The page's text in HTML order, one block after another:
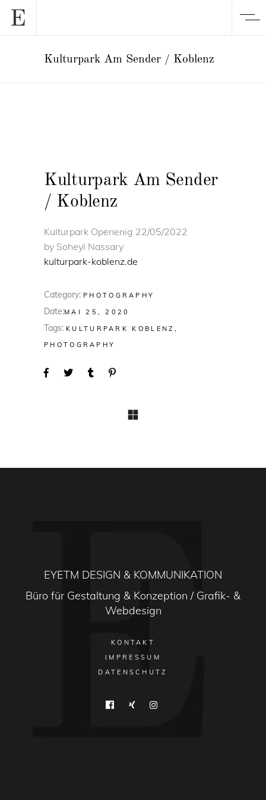
Kulturpark Am Sender / Koblenz
Kulturpark Am Sender
/ Koblenz
Kulturpark Openenig 22/05/2022
by Soheyl Nassary
kulturpark-koblenz.de
Category: PHOTOGRAPHY
Date:MAI 25, 2020
Tags: KULTURPARK KOBLENZ
PHOTOGRAPHY
EYETM DESIGN & KOMMUNIKATION
Büro für Gestaltung & Konzeption / Grafik- &
Webdesign
KONTAKT
IMPRESSUM
DATENSCHUTZ